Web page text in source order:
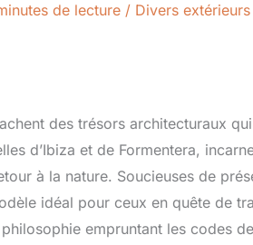
de lecture / Divers extérieurs
des trésors architecturaux
d’Ibiza et de Formentera,
à la nature. Soucieuses de
idéal pour ceux en quête de
empruntant les codes